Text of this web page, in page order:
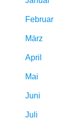
Februar
März
April
Mai
Juni
Juli